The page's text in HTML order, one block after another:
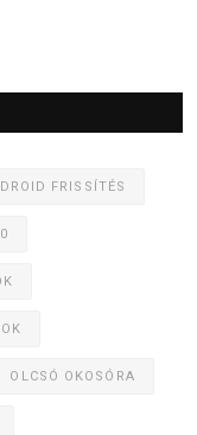
FRISSÍTÉS
OLCSÓ OKOSÓRA